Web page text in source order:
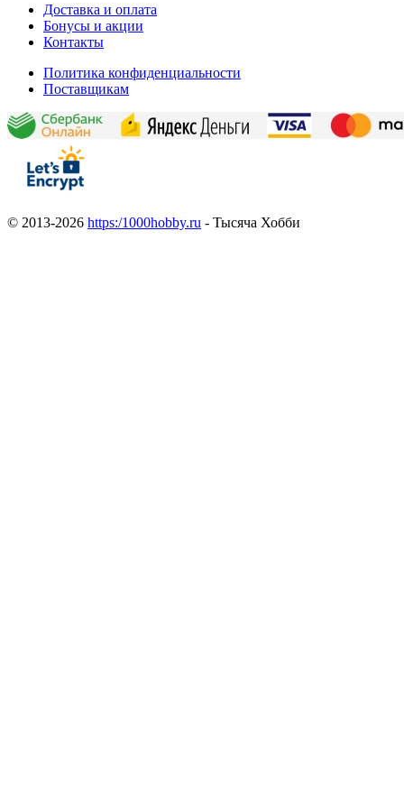
Доставка и оплата
Бонусы и акции
Контакты
Политика конфиденциальности
Поставщикам
© 2013-2026 https:/1000hobby.ru - Тысяча Хобби